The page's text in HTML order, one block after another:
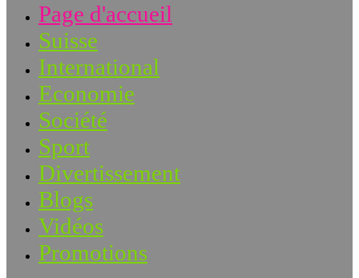
Page d'accueil
Suisse
International
Economie
Société
Sport
Divertissement
Blogs
Vidéos
Promotions